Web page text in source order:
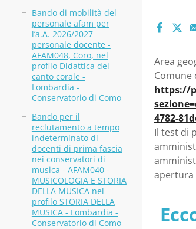
Bando di mobilità del
personale afam per
l’a.A. 2026/2027
personale docente -
AFAM048, Coro, nel
profilo Didattica del
canto corale -
Lombardia -
Conservatorio di Como
Bando per il
reclutamento a tempo
indeterminato di
docenti di prima fascia
nei conservatori di
musica - AFAM040 -
MUSICOLOGIA E STORIA
DELLA MUSICA nel
profilo STORIA DELLA
MUSICA - Lombardia -
Conservatorio di Como
Area
Comune
https://
4782-
Il test di
apertura